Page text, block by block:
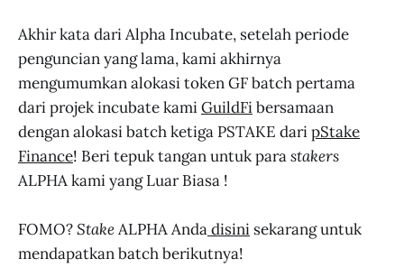
Akhir kata dari Alpha Incubate, setelah periode
penguncian yang lama, kami akhirnya
mengumumkan alokasi token GF batch pertama
dari projek incubate kamiGuildFibersamaan
dengan alokasi batch ketiga PSTAKE daripStake
Finance! Beri tepuk tangan untuk parastakers
ALPHA kami yang Luar Biasa !
FOMO?StakeALPHA Andadisini sekarang untuk
mendapatkan batch berikutnya!